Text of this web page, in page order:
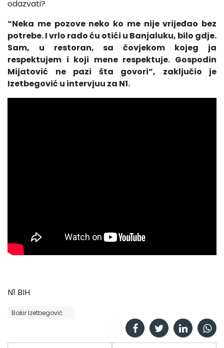
odazvati?
“Neka me pozove neko ko me nije vrijeđao bez
potrebe. I vrlo rado ću otići u Banjaluku, bilo gdje.
Sam, u restoran, sa čovjekom kojeg ja
respektujem i koji mene respektuje. Gospodin
Mijatović ne pazi šta govori”, zaključio je
Izetbegović u intervjuu za N1.
N1 BIH
Bakir Izetbegović